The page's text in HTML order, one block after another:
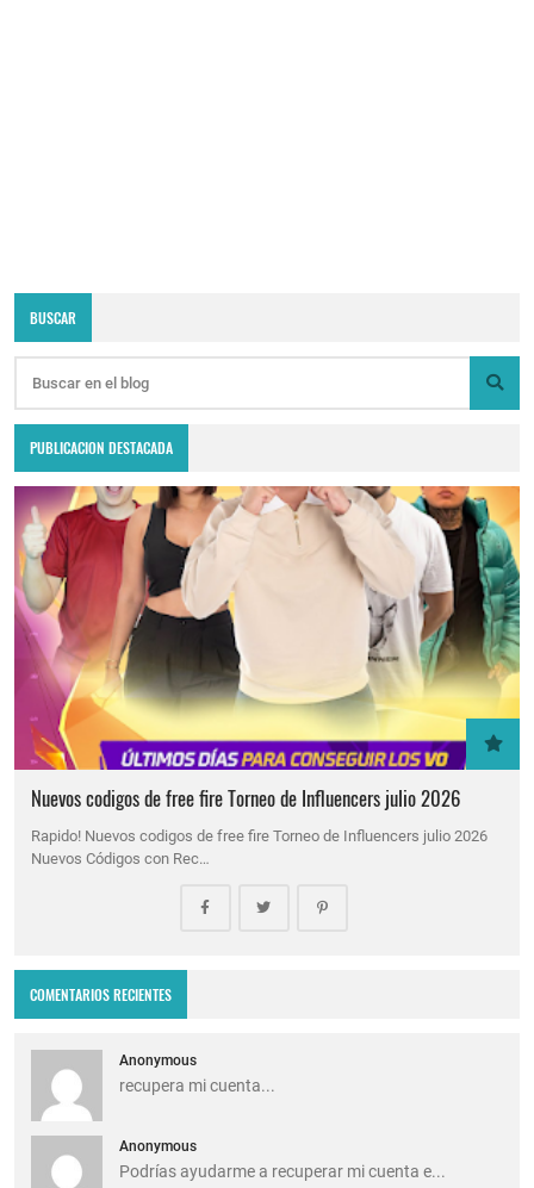
BUSCAR
PUBLICACION DESTACADA
Nuevos codigos de free fire Torneo de Influencers julio 2026
Rapido! Nuevos codigos de free fire Torneo de Influencers julio 2026
Nuevos Códigos con Rec…
COMENTARIOS RECIENTES
Anonymous
recupera mi cuenta...
Anonymous
Podrías ayudarme a recuperar mi cuenta e...